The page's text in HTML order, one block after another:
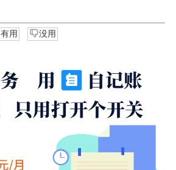
有用 没用